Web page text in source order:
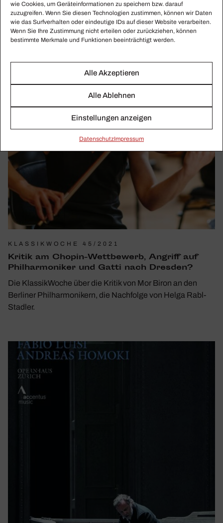
wie Cookies, um Geräteinformationen zu speichern bzw. darauf
zuzugreifen. Wenn Sie diesen Technologien zustimmen, können wir Daten
wie das Surfverhalten oder eindeutige IDs auf dieser Website verarbeiten.
Wenn Sie Ihre Zustimmung nicht erteilen oder zurückziehen, können
bestimmte Merkmale und Funktionen beeinträchtigt werden.
Alle Akzeptieren
Alle Ablehnen
Einstellungen anzeigen
Daten­schutzImpressum
KLASSIKWOCHE 45/2021
Kritik am Chopin-Wett­be­werb, Angriff auf
Phil­har­mo­niker und Gatti nach Dresden?
Die KlassikWoche über die Kritik von Mor Biron an den
Berliner Philharmonikern, die Nachfolge von Helga Rabl-
Stadler.